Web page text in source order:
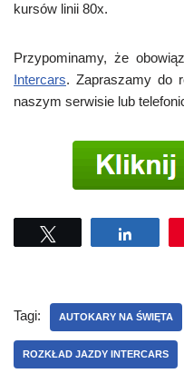
kursów linii 80x.
Przypominamy, że
Intercars. Zapraszamy do
naszym serwisie lub
Tagi: AUTOKARY NA ŚWIĘTA
ROZKŁAD JAZDY INTERCARS